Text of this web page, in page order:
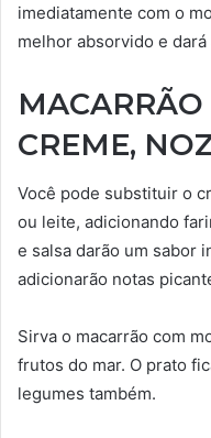
imediatamente com o
melhor absorvido e
CREME,
Você pode substituir o
ou leite, adicionando
e salsa darão um sabor
adicionarão notas
Sirva o macarrão com
frutos do mar. O prato
legumes também.